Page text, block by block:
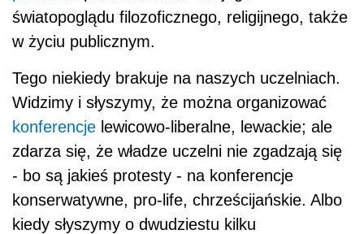
światopoglądu filozoficznego, religijnego, także
w życiu publicznym.
Tego niekiedy brakuje na naszych uczelniach.
Widzimy i słyszymy, że można organizować
konferencje lewicowo-liberalne, lewackie; ale
zdarza się, że władze uczelni nie zgadzają się
- bo są jakieś protesty - na konferencje
konserwatywne, pro-life, chrześcijańskie. Albo
kiedy słyszymy o dwudziestu kilku